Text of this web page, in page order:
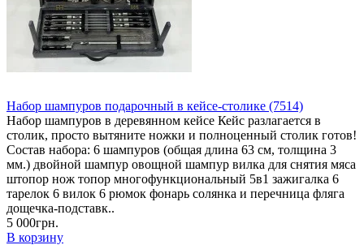
Набор шампуров подарочный в кейсе-столике (7514)
Набор шампуров в деревянном кейсе Кейс разлагается в
столик, просто вытяните ножки и полноценный столик готов!
Состав набора: 6 шампуров (общая длина 63 см, толщина 3
мм.) двойной шампур овощной шампур вилка для снятия мяса
штопор нож топор многофункциональный 5в1 зажигалка 6
тарелок 6 вилок 6 рюмок фонарь солянка и перечница фляга
дощечка-подставк..
5 000грн.
В корзину